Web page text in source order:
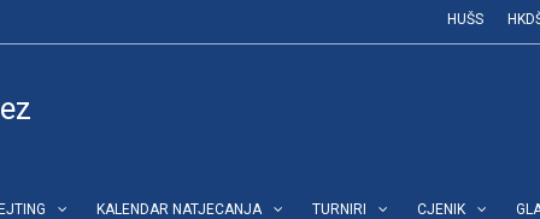
HUŠS
KALENDAR NATJECANJA TURNIRI CJENIK